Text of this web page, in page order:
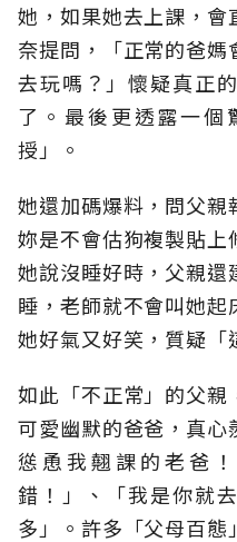
她，如果她去上課，
奈提問，「正常的爸
去玩嗎？」懷疑真正
了。最後更透露一個
授」。
她還加碼爆料，問父
妳是不會估狗複製貼
她說沒睡好時，父親還
睡，老師就不會叫她
她好氣又好笑，質疑「
如此「不正常」的父
可愛幽默的爸爸，真
慫恿我翹課的老爸
錯！」、「我是你就
多」。許多「父母百